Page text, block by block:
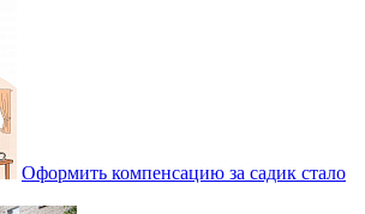
Оформить компенсацию за садик стало